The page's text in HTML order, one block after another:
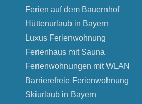
Ferien auf dem Bauernhof
Hüttenurlaub in Bayern
Luxus Ferienwohnung
Ferienhaus mit Sauna
Ferienwohnungen mit WLAN
Barrierefreie Ferienwohnung
Skiurlaub in Bayern